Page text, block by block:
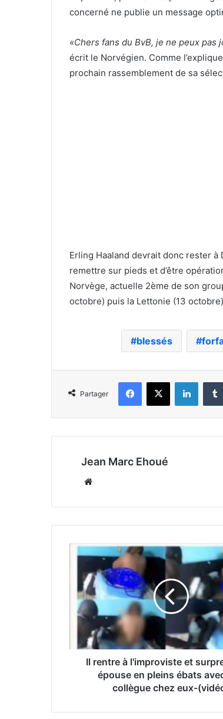
concerné ne publie un message
«Chers fans du BvB, je ne peux
écrit le Norvégien. Comme
prochain rassemblement de sa
Erling Haaland devrait donc rester
remettre sur pieds et d’être
Norvège, actuelle 2ème de son
octobre) puis la Lettonie (13
blessés
Partager
Facebook
X
Jean Marc Ehoué
Il rentre à l'improviste et
épouse en pleins ébats
collègue chez eux-